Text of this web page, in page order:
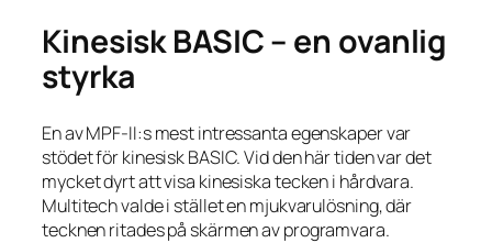
Kinesisk BASIC – en ovanlig
styrka
En av MPF-II:s mest intressanta egenskaper var
stödet för kinesisk BASIC. Vid den här tiden var det
mycket dyrt att visa kinesiska tecken i hårdvara.
Multitech valde i stället en mjukvarulösning, där
tecknen ritades på skärmen av programvara.